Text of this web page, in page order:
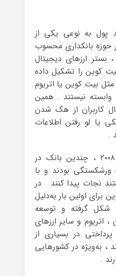
پول به نوعی یکی از
حوزه بانکداری محسوب
ارزهای دیجیتال
کوین را تشکیل داده
بیت کوین یا اتریوم
نیستند . همین
کاربران از هک شدن
یا لو رفتن اطلاعات
.
برای نمونه ، در سال ۲۰۰۸ ، چندین بانک در
ورشکستگی بودند و با
نجات پیدا کنند . در
برای اولین بار به‌دلیل
شکل گرفته و توسعه
اتریوم و سایر ارزهای
در بسیاری از
، به‌ویژه در کشورهایی
.